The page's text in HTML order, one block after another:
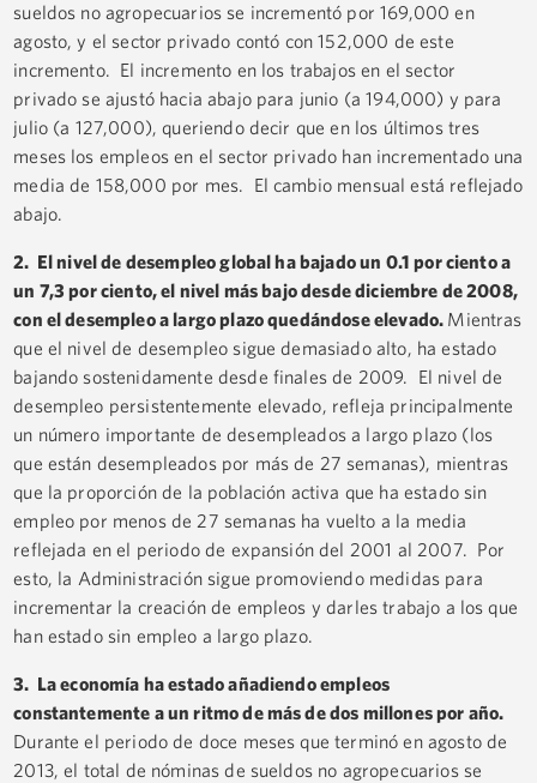
sueldos no agropecuarios se incrementó por 169,000 en
agosto, y el sector privado contó con 152,000 de este
incremento. El incremento en los trabajos en el sector
privado se ajustó hacia abajo para junio (a 194,000) y para
julio (a 127,000), queriendo decir que en los últimos tres
meses los empleos en el sector privado han incrementado una
media de 158,000 por mes. El cambio mensual está reflejado
abajo.
2. El nivel de desempleo global ha bajado un 0.1 por ciento a
un 7,3 por ciento, el nivel más bajo desde diciembre de 2008,
con el desempleo a largo plazo quedándose elevado. Mientras
que el nivel de desempleo sigue demasiado alto, ha estado
bajando sostenidamente desde finales de 2009. El nivel de
desempleo persistentemente elevado, refleja principalmente
un número importante de desempleados a largo plazo (los
que están desempleados por más de 27 semanas), mientras
que la proporción de la población activa que ha estado sin
empleo por menos de 27 semanas ha vuelto a la media
reflejada en el periodo de expansión del 2001 al 2007. Por
esto, la Administración sigue promoviendo medidas para
incrementar la creación de empleos y darles trabajo a los que
han estado sin empleo a largo plazo.
3. La economía ha estado añadiendo empleos
constantemente a un ritmo de más de dos millones por año.
Durante el periodo de doce meses que terminó en agosto de
2013, el total de nóminas de sueldos no agropecuarios se